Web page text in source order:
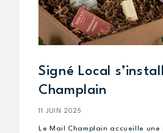
Signé Local
Champlain
11 JUIN 2025
Le Mail Champlain accueille une